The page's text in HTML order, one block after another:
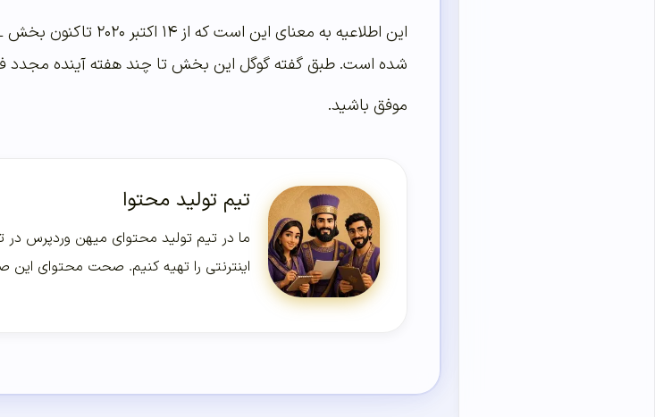
شده است. طبق گفته گوگل این بخش تا چند هفته آینده مجدد
موفق باشید.
تیم تولید محتوا
ما در تیم تولید محتوای میهن وردپرس
اینترنتی را تهیه کنیم. صحت محتوای